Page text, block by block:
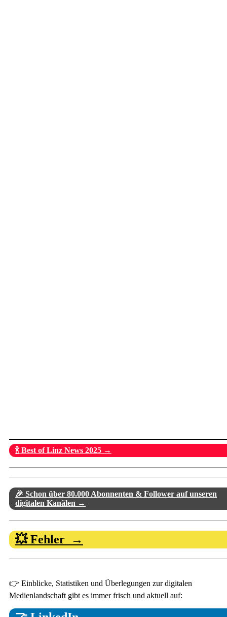
🍾 Best of Linz News 2025 →
🎉 Schon über 80.000 Abonnenten & Follower auf unseren
digitalen Kanälen →
💥 Fehler →
👉 Einblicke, Statistiken und Überlegungen zur digitalen
Medienlandschaft gibt es immer frisch und aktuell auf: